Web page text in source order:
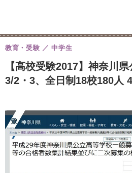
【高校受験2017】神奈川
3/2・3、全日制18校180人
教育・受験 中学生